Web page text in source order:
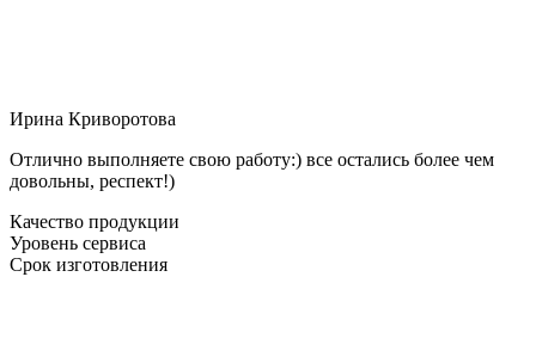
Ирина Криворотова
Отлично выполняете свою работу:) все остались более чем
довольны, респект!)
Качество продукции
Уровень сервиса
Срок изготовления